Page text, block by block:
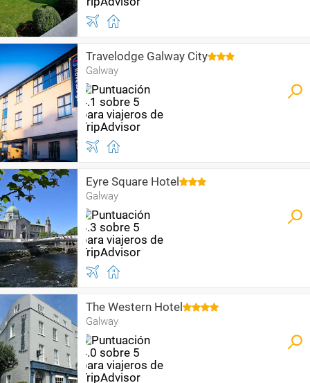
Travelodge Galway City
Galway
Eyre Square Hotel
Galway
The Western Hotel
Galway